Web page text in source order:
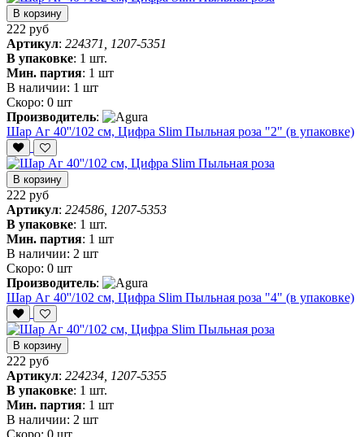
В корзину
222 руб
Артикул: 224371, 1207-5351
В упаковке: 1 шт.
Мин. партия: 1 шт
В наличии: 1 шт
Скоро: 0 шт
Производитель:
Шар Аг 40''/102 см, Цифра Slim Пыльная роза "2" (в упаковке)
В корзину
222 руб
Артикул: 224586, 1207-5353
В упаковке: 1 шт.
Мин. партия: 1 шт
В наличии: 2 шт
Скоро: 0 шт
Производитель:
Шар Аг 40''/102 см, Цифра Slim Пыльная роза "4" (в упаковке)
В корзину
222 руб
Артикул: 224234, 1207-5355
В упаковке: 1 шт.
Мин. партия: 1 шт
В наличии: 2 шт